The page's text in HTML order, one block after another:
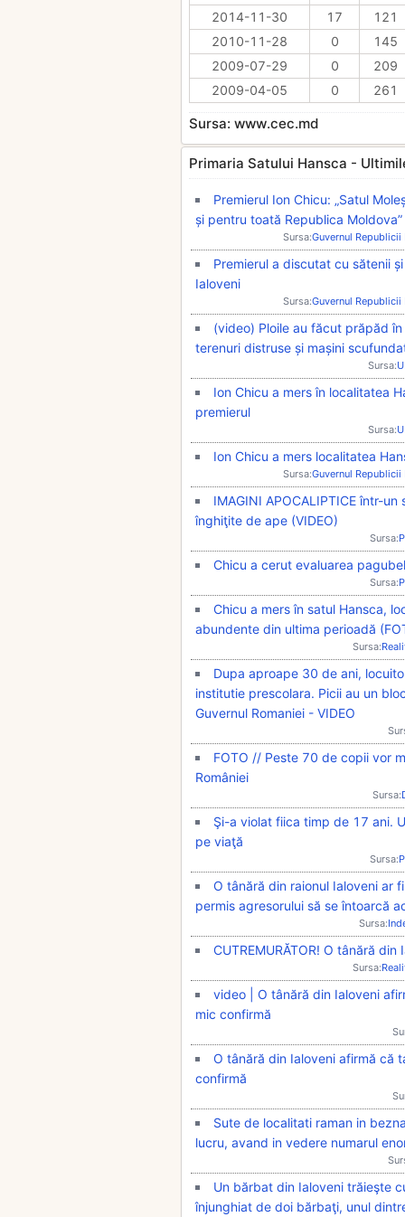
2014-11-30 17
121
2010-11-28
0
145
2009-07-29
0
209
2009-04-05
0 261
Sursa: www.cec.md
Primaria Satului Hansca -
Premierul Ion Chicu: „Satul
și pentru toată Republica Moldova”
Sursa:Guvernul
Premierul a discutat cu sătenii
Ialoveni
Sursa:Guvernul
(video) Ploile au făcut prăpăd
terenuri distruse și mașini
Sursa:
Ion Chicu a mers în localitatea
premierul
Sursa:
Ion Chicu a mers localitatea
Sursa:Guvernul
IMAGINI APOCALIPTICE într-
înghiţite de ape (VIDEO)
Sursa:
Chicu a cerut evaluarea
Sursa:
Chicu a mers în satul Hansca,
abundente din ultima perioadă
Sursa:
Dupa aproape 30 de ani,
institutie prescolara. Picii au un
Guvernul Romaniei - VIDEO
FOTO // Peste 70 de copii vor
României
Sursa:
Şi-a violat fiica timp de 17 ani.
pe viaţă
Sursa:
O tânără din raionul Ialoveni ar
permis agresorului să se întoarcă
Sursa:
CUTREMURĂTOR! O tânără
Sursa:
video | O tânără din Ialoveni
mic confirmă
O tânără din Ialoveni afirmă că
confirmă
Sute de localitati raman in
lucru, avand in vedere numarul
Un bărbat din Ialoveni trăieşte
înjunghiat de doi bărbaţi, unul